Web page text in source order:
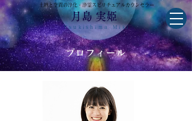
月島 実姫
Tsukishima Miki
土地と空間の浄化・浄霊スピリチュアルカウンセラー
プロフィール